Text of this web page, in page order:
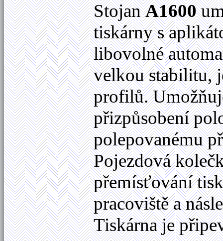
StojanA1600
tiskárny s
libovolné
velkou stabilitu,
profilů.
přizpůsobení
polepovanému
Pojezdová
přemísťování
pracoviště a
Tiskárna je